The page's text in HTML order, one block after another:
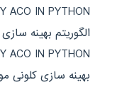
ACO IN PYTHON
الگوریتم بهینه
ACO IN PYTHON
بهینه سازی کلونی